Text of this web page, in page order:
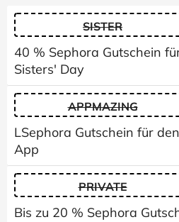
SISTER
40 % Sephora Gutschein
Sisters' Day
APPMAZING
LSephora Gutschein für
App
PRIVATE
Bis zu 20 % Sephora